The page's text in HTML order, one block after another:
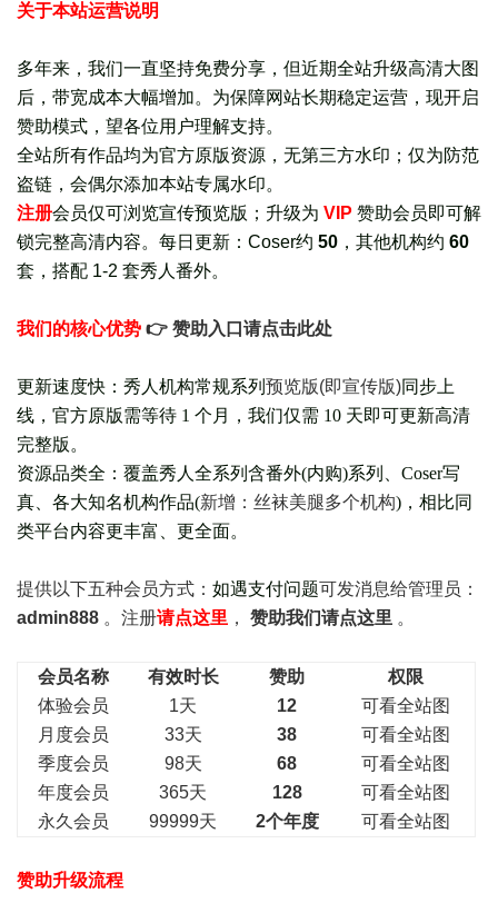
关于本站运营说明
多年来，我们一直坚持免费分享，但近期全站升级高清大图
后，带宽成本大幅增加。为保障网站长期稳定运营，现开启
赞助模式，望各位用户理解支持。
全站所有作品均为官方原版资源，无第三方水印；仅为防范
盗链，会偶尔添加本站专属水印。
注册会员仅可浏览宣传预览版 ； 升级为 VIP 赞助会员即可解
锁完整高清内容。每日更新： Coser约 50 ，其他机构约 60
套， 搭配 1-2 套秀人番外。
我们的核心优势 👉 赞助入口请点击此处
更新速度快：秀人机构常规系列 预览版(即宣传版)同步上
线，官方原版需等待 1 个月，我们仅需 10 天即可更新高清
完整版。
资源品类全：覆盖秀人全系列含番外(内购)系列、Coser写
真、各大知名机构作品(新增：丝袜美腿多个机构)，相比同
类平台内容更丰富、更全面。
提供以下五种会员方式： 如遇支付问题可发消息给管理员：
admin888 。注册请点这里 ， 赞助我们请点这里 。
会员名称 有效时长 赞助
权限
体验会员
1天 12
可看全站图
月度会员
33天 38
可看全站图
季度会员
98天 68
可看全站图
年度会员
365天 128
可看全站图
永久会员
99999天 2个年度 可看全站图
赞助升级流程